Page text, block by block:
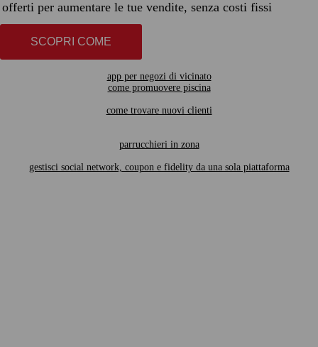
offerti per aumentare le tue vendite, senza costi fissi
SCOPRI COME
app per negozi di vicinato
come promuovere piscina
come trovare nuovi clienti
parrucchieri in zona
gestisci social network, coupon e fidelity da una sola piattaforma